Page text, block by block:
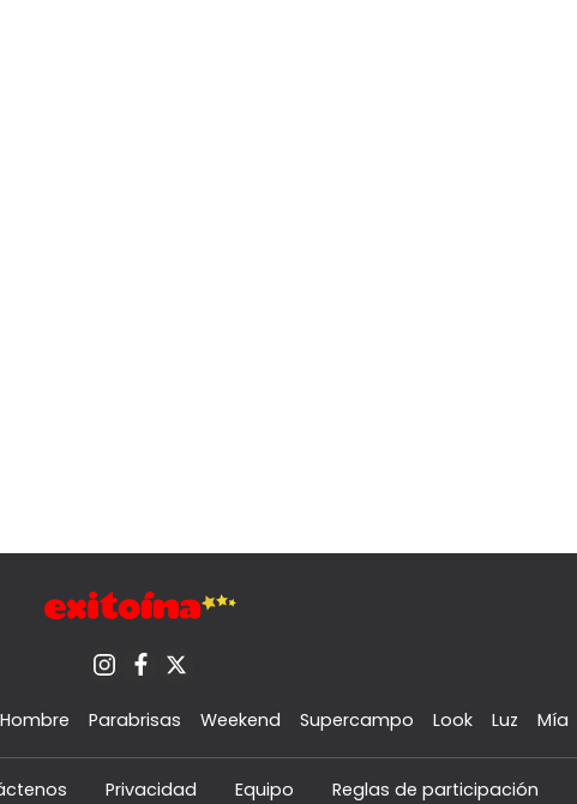
Hombre Parabrisas Weekend Supercampo Look Luz Mía
Privacidad Equipo Reglas de participación